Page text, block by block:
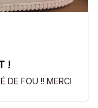
!
DE FOU !! MERCI